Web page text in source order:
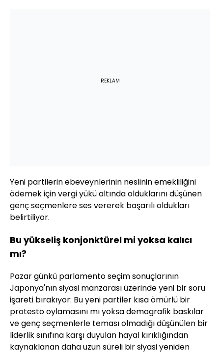
REKLAM
Yeni partilerin ebeveynlerinin neslinin emekliliğini
ödemek için vergi yükü altında olduklarını düşünen
genç seçmenlere ses vererek başarılı oldukları
belirtiliyor.
Bu yükseliş konjonktürel mi yoksa kalıcı
mı?
Pazar günkü parlamento seçim sonuçlarının
Japonya'nın siyasi manzarası üzerinde yeni bir soru
işareti bırakıyor: Bu yeni partiler kısa ömürlü bir
protesto oylamasını mı yoksa demografik baskılar
ve genç seçmenlerle teması olmadığı düşünülen bir
liderlik sınıfına karşı duyulan hayal kırıklığından
kaynaklanan daha uzun süreli bir siyasi yeniden